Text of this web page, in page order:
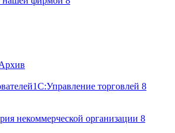
1С:Управление торговлей 8
некоммерческой организации 8